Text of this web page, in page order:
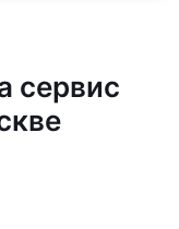
сервис